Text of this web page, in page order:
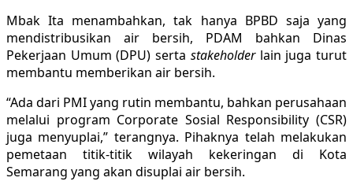
Mbak Ita menambahkan, tak hanya BPBD saja yang
mendistribusikan air bersih, PDAM bahkan Dinas
Pekerjaan Umum (DPU) serta stakeholderlain juga turut
membantu memberikan air bersih.
“Ada dari PMI yang rutin membantu, bahkan perusahaan
melalui program Corporate Sosial Responsibility (CSR)
juga menyuplai,” terangnya. Pihaknya telah melakukan
pemetaan titik-titik wilayah kekeringan di Kota
Semarang yang akan disuplai air bersih.